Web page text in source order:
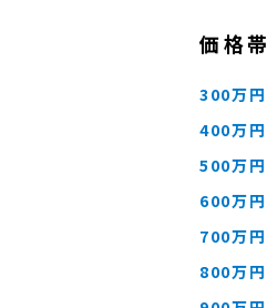
価格帯
300万円
400万円
500万円
600万円
700万円
800万円